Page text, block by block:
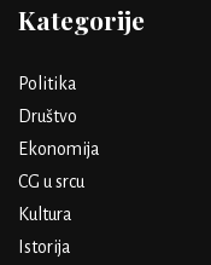
Kategorije
Politika
Društvo
Ekonomija
CG u srcu
Kultura
Istorija